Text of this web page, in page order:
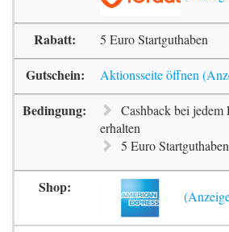
5 Euro Startguthaben
Aktionsseite öffnen
Cashback bei
erhalten
5 Euro